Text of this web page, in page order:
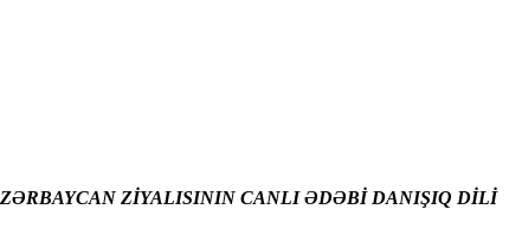
ZİYALISININ CANLI ƏDƏBİ DANIŞIQ DİLİ